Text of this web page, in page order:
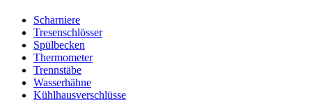
Scharniere
Tresenschlösser
Spülbecken
Thermometer
Trennstäbe
Wasserhähne
Kühlhausverschlüsse